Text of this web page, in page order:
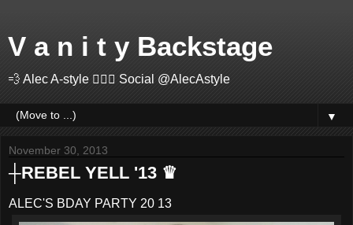
V a n i t y Backstage
💨 Alec A-style 🤽🏻‍♂️ Social @AlecAstyle
▼
November 30, 2013
┼REBEL YELL '13 ♛
ALEC'S BDAY PARTY 20 13